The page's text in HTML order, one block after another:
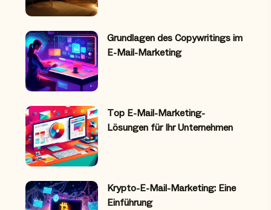
Grundlagen des Copywritings im
E-Mail-Marketing
Top E-Mail-Marketing-
Lösungen für Ihr Unternehmen
Krypto-E-Mail-Marketing: Eine
Einführung